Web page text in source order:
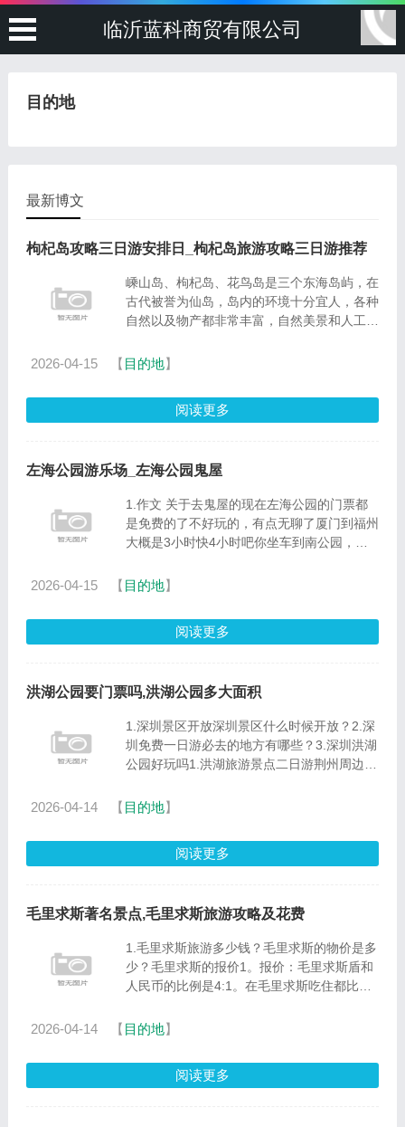
临沂蓝科商贸有限公司
目的地
最新博文
枸杞岛攻略三日游安排日_枸杞岛旅游攻略三日游推荐
嵊山岛、枸杞岛、花鸟岛是三个东海岛屿，在
古代被誉为仙岛，岛内的环境十分宜人，各种
自然以及物产都非常丰富，自然美景和人工建
地，下面给大家提供三日游详细攻略。嵊山岛
2026-04-15 【 目的地】
阅读更多
左海公园游乐场_左海公园鬼屋
1.作文 关于去鬼屋的现在左海公园的门票都
是免费的了不好玩的，有点无聊了厦门到福州
大概是3小时快4小时吧你坐车到南公园，在
海公园上面的 游乐项目 都说了鬼屋也别去，
2026-04-15 【 目的地】
阅读更多
洪湖公园要门票吗,洪湖公园多大面积
1.深圳景区开放深圳景区什么时候开放？2.深
圳免费一日游必去的地方有哪些？3.深圳洪湖
公园好玩吗1.洪湖旅游景点二日游荆州周边两
点相对集中，比较好玩。让咱们先说荆州。1.
2026-04-14 【 目的地】
阅读更多
毛里求斯著名景点,毛里求斯旅游攻略及花费
1.毛里求斯旅游多少钱？毛里求斯的物价是多
少？毛里求斯的报价1。报价：毛里求斯盾和
人民币的比例是4:1。在毛里求斯吃住都比较
相对便宜一些。毛里求斯住宿200元人民币
2026-04-14 【 目的地】
阅读更多